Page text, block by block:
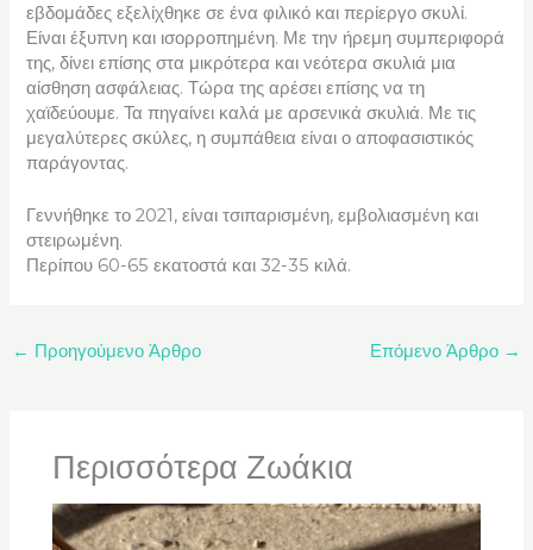
εβδομάδες εξελίχθηκε σε ένα φιλικό και περίεργο σκυλί.
Είναι έξυπνη και ισορροπημένη. Με την ήρεμη συμπεριφορά
της, δίνει επίσης στα μικρότερα και νεότερα σκυλιά μια
αίσθηση ασφάλειας. Τώρα της αρέσει επίσης να τη
χαϊδεύουμε. Τα πηγαίνει καλά με αρσενικά σκυλιά. Με τις
μεγαλύτερες σκύλες, η συμπάθεια είναι ο αποφασιστικός
παράγοντας.
Γεννήθηκε το 2021, είναι τσιπαρισμένη, εμβολιασμένη και
στειρωμένη.
Περίπου 60-65 εκατοστά και 32-35 κιλά.
← Προηγούμενο Άρθρο Επόμενο Άρθρο →
Περισσότερα Ζωάκια